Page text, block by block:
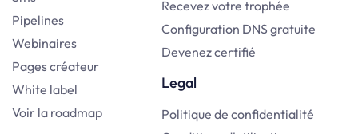
Pipelines
Webinaires
Pages créateur
White label
Voir la roadmap
Recevez votre trophée
Configuration DNS gratuite
Devenez certifié
Legal
Politique de confidentialité